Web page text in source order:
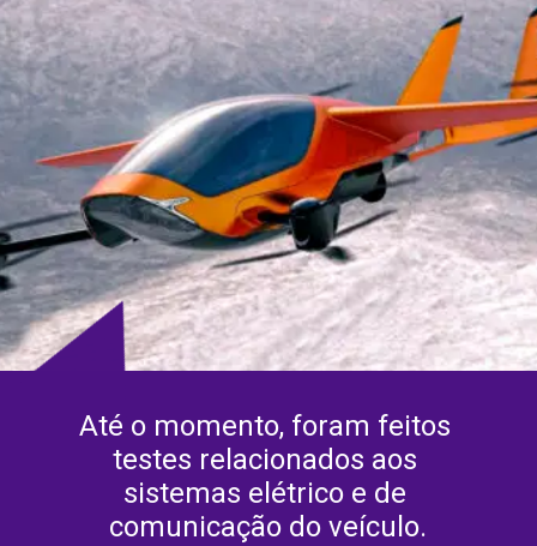
Até o momento, foram feitos
testes relacionados aos
sistemas elétrico e de
comunicação do veículo.